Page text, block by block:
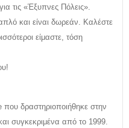
τις «Έξυπνες Πόλεις».
και είναι δωρεάν. Καλέστε
είμαστε, τόση
που δραστηριοποιήθηκε στην
συγκεκριμένα από το 1999.